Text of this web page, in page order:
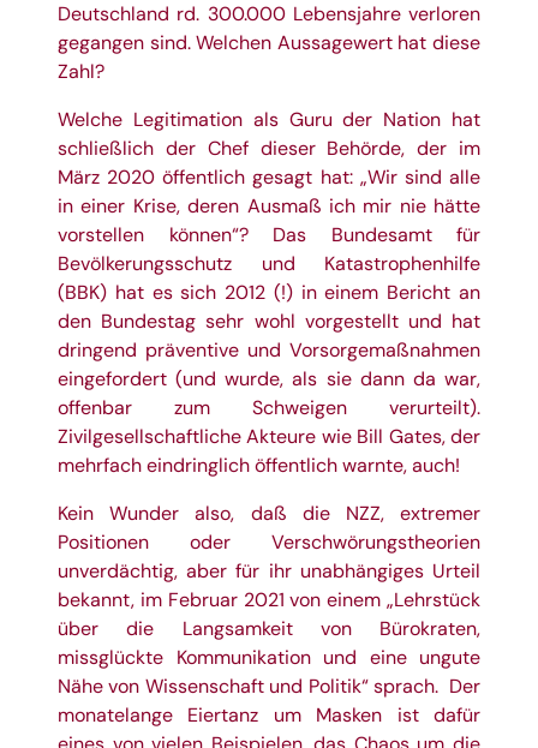
Deutschland rd. 300.000 Lebensjahre verloren
gegangen sind. Welchen Aussagewert hat diese
Zahl?
Welche Legitimation als Guru der Nation hat
schließlich der Chef dieser Behörde, der im
März 2020 öffentlich gesagt hat: „Wir sind alle
in einer Krise, deren Ausmaß ich mir nie hätte
vorstellen können“? Das Bundesamt für
Bevölkerungsschutz und Katastrophenhilfe
(BBK) hat es sich 2012 (!) in einem Bericht an
den Bundestag sehr wohl vorgestellt und hat
dringend präventive und Vorsorgemaßnahmen
eingefordert (und wurde, als sie dann da war,
offenbar zum Schweigen verurteilt).
Zivilgesellschaftliche Akteure wie Bill Gates, der
mehrfach eindringlich öffentlich warnte, auch!
Kein Wunder also, daß die NZZ, extremer
Positionen oder Verschwörungstheorien
unverdächtig, aber für ihr unabhängiges Urteil
bekannt, im Februar 2021 von einem „Lehrstück
über die Langsamkeit von Bürokraten,
missglückte Kommunikation und eine ungute
Nähe von Wissenschaft und Politik“ sprach. Der
monatelange Eiertanz um Masken ist dafür